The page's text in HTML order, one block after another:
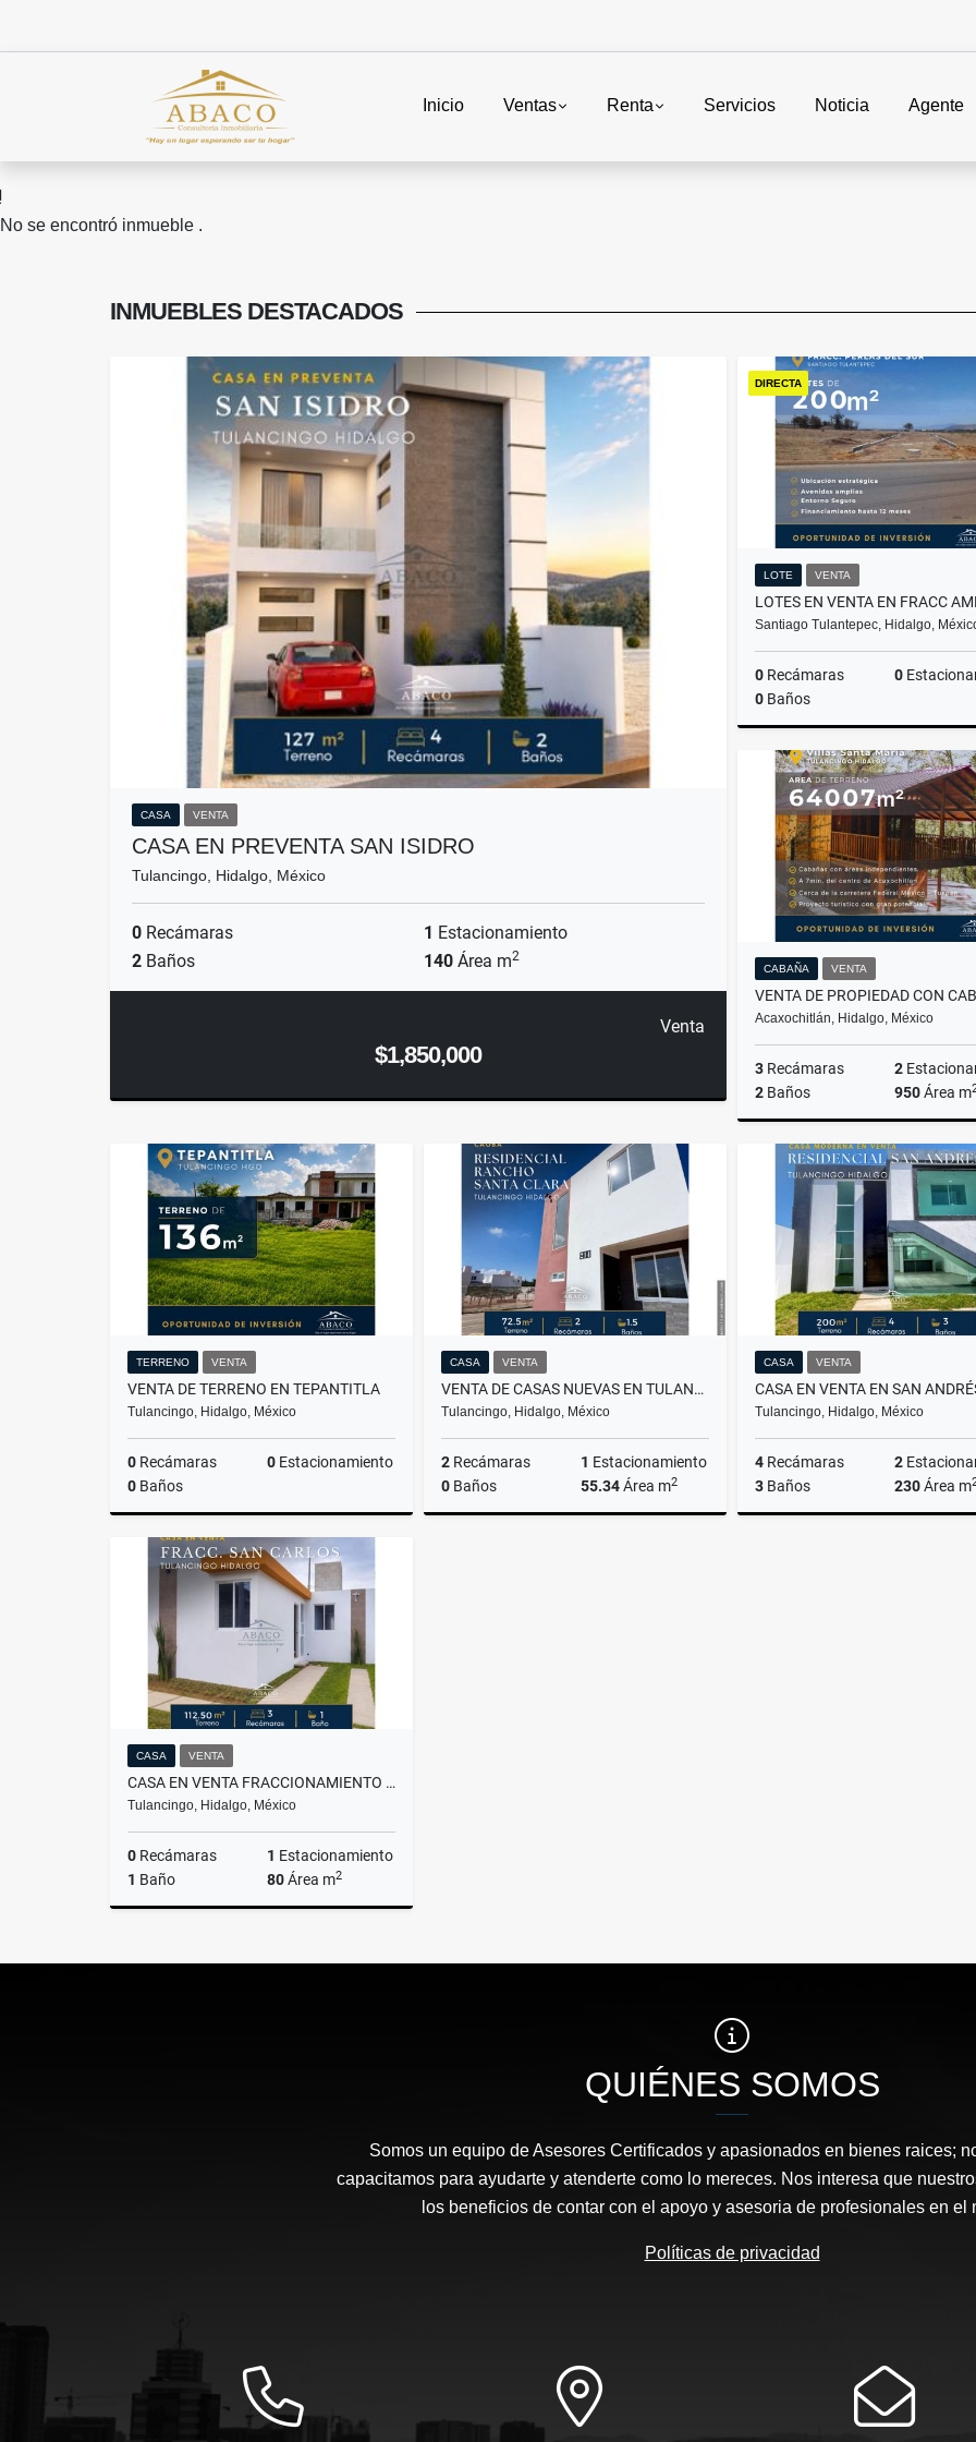
Inicio Ventas Renta Servicios Noticia Agente
No se encontró inmueble .
INMUEBLES DESTACADOS
CASA VENTA
CASA EN PREVENTA SAN ISIDRO
Tulancingo, Hidalgo, México
0 Recámaras 1 Estacionamiento
2 Baños 140 Área m2
Venta
$1,850,000
DIRECTA
LOTE VENTA
Santiago Tulantepec, Hidalgo,
0 Recámaras 0
0 Baños
$300,000
CABAÑA VENTA
Acaxochitlán, Hidalgo, México
3 Recámaras 2
2 Baños 950Área m
$35,000,000
TERRENO VENTA
VENTA DE TERRENO EN TEPANTITLA
Tulancingo, Hidalgo, México
0 Recámaras 0 Estacionamiento
0 Baños
$266,000
CASA VENTA
VENTA DE CASAS NUEVAS EN TULANCINGO, MODELO CAOBA PLUS
Tulancingo, Hidalgo, México
2 Recámaras 1 Estacionamiento
0 Baños 55.34Área m2
CASA VENTA
Tulancingo, Hidalgo, México
4 Recámaras 2
3 Baños 230Área m
CASA VENTA
CASA EN VENTA FRACCIONAMIENTO SAN CARLOS
Tulancingo, Hidalgo, México
0 Recámaras 1 Estacionamiento
1 Baño 80Área m2
$1,450,000
QUIÉNES SOMOS
Somos un equipo de Asesores Certificados y apasionados en bienes raices;
capacitamos para ayudarte y atenderte como lo mereces. Nos interesa que
los beneficios de contar con el apoyo y asesoria de profesionales en el
Políticas de privacidad